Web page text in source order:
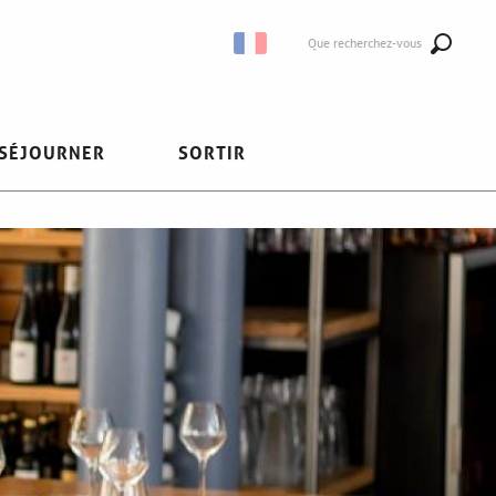
Que recherchez-vous
SORTIR